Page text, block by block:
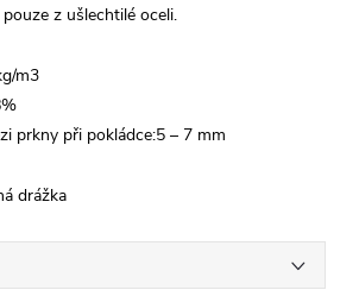
z ušlechtilé oceli.
m3
prkny při pokládce:5 – 7 mm
drážka